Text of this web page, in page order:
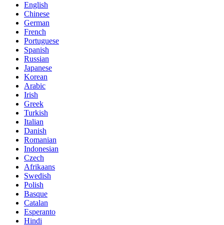
English
Chinese
German
French
Portuguese
Spanish
Russian
Japanese
Korean
Arabic
Irish
Greek
Turkish
Italian
Danish
Romanian
Indonesian
Czech
Afrikaans
Swedish
Polish
Basque
Catalan
Esperanto
Hindi